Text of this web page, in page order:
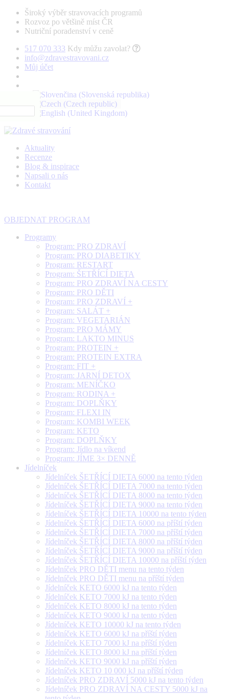
Široký výběr stravovacích programů
Rozvoz po většině míst ČR
Nutriční poradenství v ceně
517 070 333 Kdy můžu zavolat?
info@zdravestravovani.cz
Můj účet
Aktuality
Recenze
Blog & inspirace
Napsali o nás
Kontakt
OBJEDNAT PROGRAM
Programy
Program: PRO ZDRAVÍ
Program: PRO DIABETIKY
Program: RESTART
Program: ŠETŘÍCÍ DIETA
Program: PRO ZDRAVÍ NA CESTY
Program: PRO DĚTI
Program: PRO ZDRAVÍ +
Program: SALÁT +
Program: VEGETARIÁN
Program: PRO MÁMY
Program: LAKTO MINUS
Program: PROTEIN +
Program: PROTEIN EXTRA
Program: FIT +
Program: JARNÍ DETOX
Program: MENÍČKO
Program: RODINA +
Program: DOPLŇKY
Program: FLEXI IN
Program: KOMBI WEEK
Program: KETO
Program: DOPLŇKY
Program: Jídlo na víkend
Program: JÍME 3× DENNĚ
Jídelníček
Jídelníček ŠETŘÍCÍ DIETA 6000 na tento týden
Jídelníček ŠETŘÍCÍ DIETA 7000 na tento týden
Jídelníček ŠETŘÍCÍ DIETA 8000 na tento týden
Jídelníček ŠETŘÍCÍ DIETA 9000 na tento týden
Jídelníček ŠETŘÍCÍ DIETA 10000 na tento týden
Jídelníček ŠETŘÍCÍ DIETA 6000 na příští týden
Jídelníček ŠETŘÍCÍ DIETA 7000 na příští týden
Jídelníček ŠETŘÍCÍ DIETA 8000 na příští týden
Jídelníček ŠETŘÍCÍ DIETA 9000 na příští týden
Jídelníček ŠETŘÍCÍ DIETA 10000 na příští týden
Jídelníček PRO DĚTI menu na tento týden
Jídelníček PRO DĚTI menu na příští týden
Jídelníček KETO 6000 kJ na tento týden
Jídelníček KETO 7000 kJ na tento týden
Jídelníček KETO 8000 kJ na tento týden
Jídelníček KETO 9000 kJ na tento týden
Jídelníček KETO 10000 kJ na tento týden
Jídelníček KETO 6000 kJ na příští týden
Jídelníček KETO 7000 kJ na příští týden
Jídelníček KETO 8000 kJ na příští týden
Jídelníček KETO 9000 kJ na příští týden
Jídelníček KETO 10 000 kJ na příští týden
Jídelníček PRO ZDRAVÍ 5000 kJ na tento týden
Jídelníček PRO ZDRAVÍ NA CESTY 5000 kJ na